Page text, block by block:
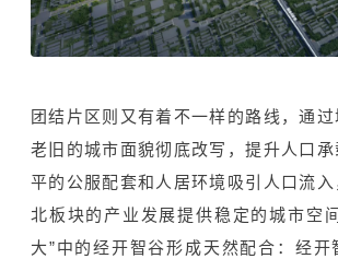
团结片区则又有着不一样的路线，通
老旧的城市面貌彻底改写，提升人口
平的公服配套和人居环境吸引人口流
北板块的产业发展提供稳定的城市空
大”中的经开智谷形成天然配合：经开